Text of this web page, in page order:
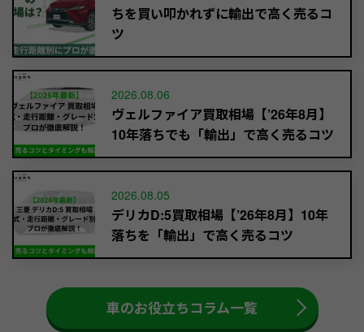
ちを買い叩かれずに輸出で高く売るコ
ツ
2026.08.06
ヴェルファイア買取相場【’26年8月】
10年落ちでも「輸出」で高く売るコツ
2026.08.05
デリカD:5買取相場【’26年8月】10年
落ちを「輸出」で高く売るコツ
車のお役立ちコラム一覧